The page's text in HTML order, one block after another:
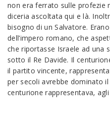
non era ferrato sulle profezie
diceria ascoltata qui e là.
bisogno di un Salvatore.
dell’impero romano, che
che riportasse Israele ad una
sotto il Re Davide. Il
il partito vincente,
per secoli avrebbe dominato
centurione rappresentava,